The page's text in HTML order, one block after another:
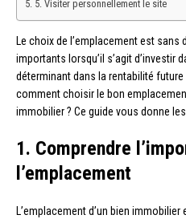
5. Visiter personnellement le site
Le choix de l’emplacement est sans
importants lorsqu’il s’agit d’investir
déterminant dans la rentabilité
comment choisir le bon
immobilier ? Ce guide vous donne
1. Comprendre
l’emplacement
L’emplacement d’un bien